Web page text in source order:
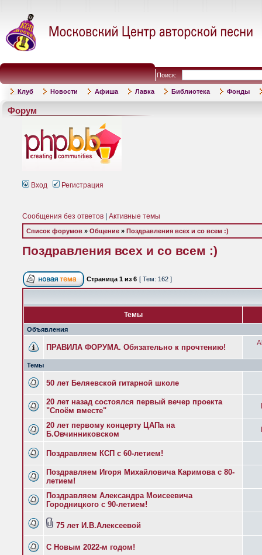
Поиск:
Клуб Новости Афиша Лавка Библиотека Фонды
Форум
Вход Регистрация
Сообщения без ответов Активные темы
Список форумов » Общение » Поздравления всех и со всем :)
Поздравления всех и со всем :)
Страница 1 из 6 [ Тем: 162 ]
Темы
Объявления
ПРАВИЛА ФОРУМА. Обязательно к прочтению!
Темы
50 лет Беляевской гитарной школе
20 лет назад состоялся первый вечер проекта
"Споём вместе"
20 лет первому концерту ЦАПа на
Б.Овчинниковском
Поздравляем КСП с 60-летием!
Поздравляем Игоря Михайловича Каримова с 80-
летием!
Поздравляем Александра Моисеевича
Городницкого с 90-летием!
75 лет И.В.Алексеевой
С Новым 2022-м годом!